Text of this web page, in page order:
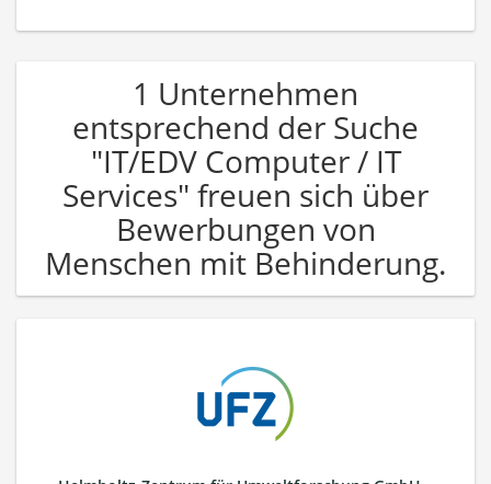
1 Unternehmen
entsprechend der Suche
"IT/EDV Computer / IT
Services" freuen sich über
Bewerbungen von
Menschen mit Behinderung.